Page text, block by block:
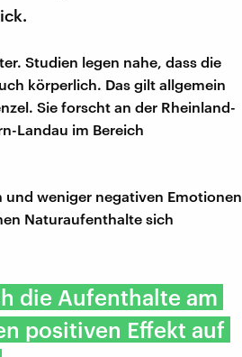
Studien legen nahe, dass die
körperlich. Das gilt allgemein
Sie forscht an der Rheinland-
Landau im Bereich
weniger negativen Emotionen
Naturaufenthalte sich
die Aufenthalte am
positiven Effekt auf